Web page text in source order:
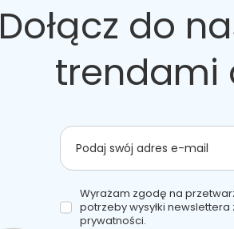
Dołącz do
trendami
Podaj swój adres e-mail
Wyrażam zgodę na
potrzeby wysyłki
prywatności.